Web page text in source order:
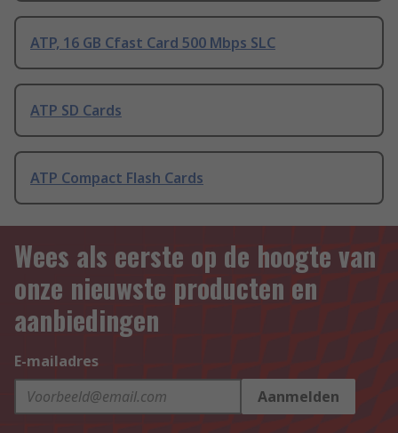
ATP, 16 GB Cfast Card 500 Mbps SLC
ATP SD Cards
ATP Compact Flash Cards
Wees als eerste op de hoogte van
onze nieuwste producten en
aanbiedingen
E-mailadres
Aanmelden